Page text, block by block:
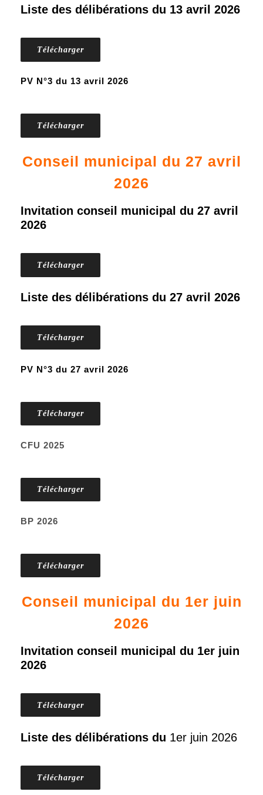
Liste des délibérations du 13 avril 2026
Télécharger
PV N°3 du 13 avril 2026
Télécharger
Conseil municipal du 27 avril
2026
Invitation conseil municipal du 27 avril
2026
Télécharger
Liste des délibérations du 27 avril 2026
Télécharger
PV N°3 du 27 avril 2026
Télécharger
CFU 2025
Télécharger
BP 2026
Télécharger
Conseil municipal du 1er juin
2026
Invitation conseil municipal du 1er juin
2026
Télécharger
Liste des délibérations du 1er juin 2026
Télécharger